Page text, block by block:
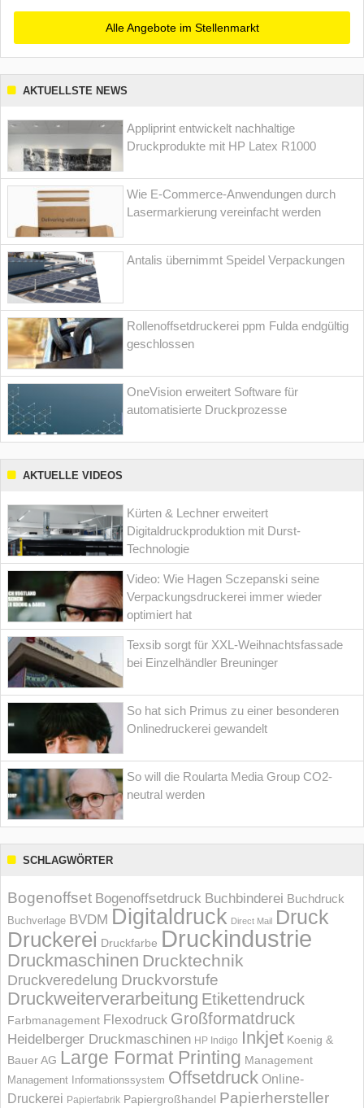
Alle Angebote im Stellenmarkt
AKTUELLSTE NEWS
Appliprint entwickelt nachhaltige
Druckprodukte mit HP Latex R1000
Wie E-Commerce-Anwendungen durch
Lasermarkierung vereinfacht werden
Antalis übernimmt Speidel Verpackungen
Rollenoffsetdruckerei ppm Fulda endgültig
geschlossen
OneVision erweitert Software für
automatisierte Druckprozesse
AKTUELLE VIDEOS
Kürten & Lechner erweitert
Digitaldruckproduktion mit Durst-
Technologie
Video: Wie Hagen Sczepanski seine
Verpackungsdruckerei immer wieder
optimiert hat
Texsib sorgt für XXL-Weihnachtsfassade
bei Einzelhändler Breuninger
So hat sich Primus zu einer besonderen
Onlinedruckerei gewandelt
So will die Roularta Media Group CO2-
neutral werden
SCHLAGWÖRTER
Bogenoffset Bogenoffsetdruck Buchbinderei Buchdruck
Buchverlage BVDM Digitaldruck Direct Mail Druck
Druckerei Druckfarbe Druckindustrie
Druckmaschinen Drucktechnik
Druckveredelung Druckvorstufe
Druckweiterverarbeitung Etikettendruck
Farbmanagement Flexodruck Großformatdruck
Heidelberger Druckmaschinen HP Indigo Inkjet Koenig &
Bauer AG Large Format Printing Management
Management Informations­system Offsetdruck Online-
Druckerei Papierfabrik Papiergroßhandel Papierhersteller